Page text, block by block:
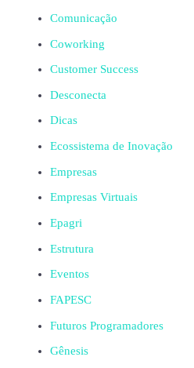
Comunicação
Coworking
Customer Success
Desconecta
Dicas
Ecossistema de Inovação
Empresas
Empresas Virtuais
Epagri
Estrutura
Eventos
FAPESC
Futuros Programadores
Gênesis